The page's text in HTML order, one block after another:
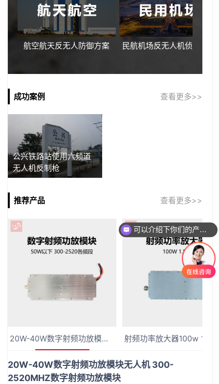
建一个安全、低干扰的无线电“宁静保护区”，确保这些重
要区域的环境安全。
航空航天反无人防御方案
成功案例 查看更多>>
公兴铁路站使用六频道
无人机反制枪
推荐产品 查看更多>>
20W-40W数字射频功放模块无人机 300-2520MHZ数字射频功放模块
20W-40W数字射频功放模块无人机 300-
2520MHZ数字射频功放模块
可以介绍下你们的产品么